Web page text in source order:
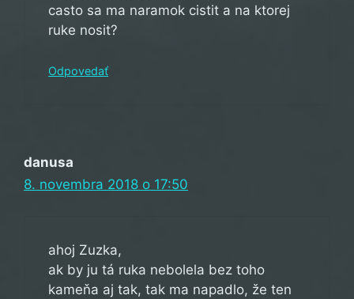
casto sa ma naramok cistit a na ktorej
ruke nosit?
Odpovedať
danusa
8. novembra 2018 o 17:50
ahoj Zuzka,
ak by ju tá ruka nebolela bez toho
kameňa aj tak, tak ma napadlo, že ten